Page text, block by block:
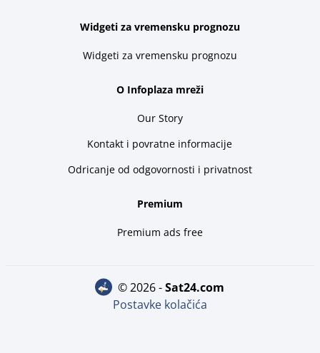
Widgeti za vremensku prognozu
Widgeti za vremensku prognozu
O Infoplaza mreži
Our Story
Kontakt i povratne informacije
Odricanje od odgovornosti i privatnost
Premium
Premium ads free
© 2026 - sat24.com
Postavke kolačića